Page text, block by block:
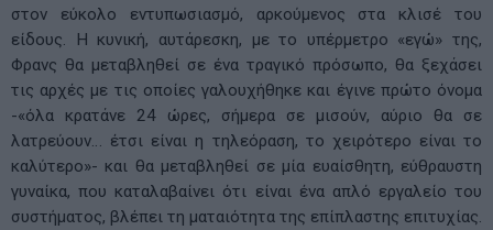
στον εύκολο εντυπωσιασμό, αρκούμενος στα κλισέ του
είδους. Η κυνική, αυτάρεσκη, με το υπέρμετρο «εγώ» της,
Φρανς θα μεταβληθεί σε ένα τραγικό πρόσωπο, θα ξεχάσει
τις αρχές με τις οποίες γαλουχήθηκε και έγινε πρώτο όνομα
-«όλα κρατάνε 24 ώρες, σήμερα σε μισούν, αύριο θα σε
λατρεύουν… έτσι είναι η τηλεόραση, το χειρότερο είναι το
καλύτερο»- και θα μεταβληθεί σε μία ευαίσθητη, εύθραυστη
γυναίκα, που καταλαβαίνει ότι είναι ένα απλό εργαλείο του
συστήματος, βλέπει τη ματαιότητα της επίπλαστης επιτυχίας.